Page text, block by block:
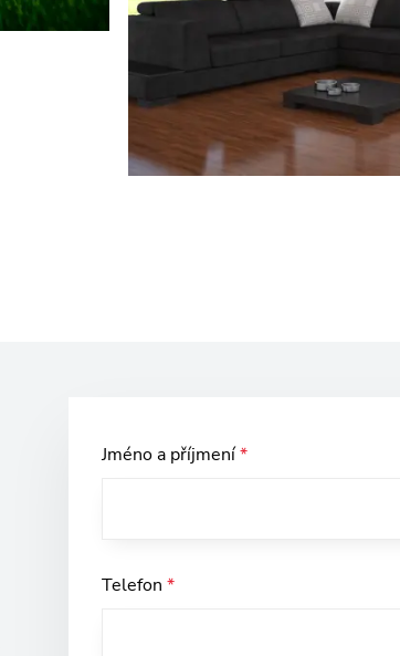
Jméno a příjmení*
Telefon *